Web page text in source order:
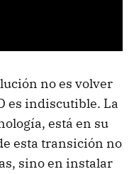
no es volver
es indiscutible. La
está en su
esta transición no
sino en instalar